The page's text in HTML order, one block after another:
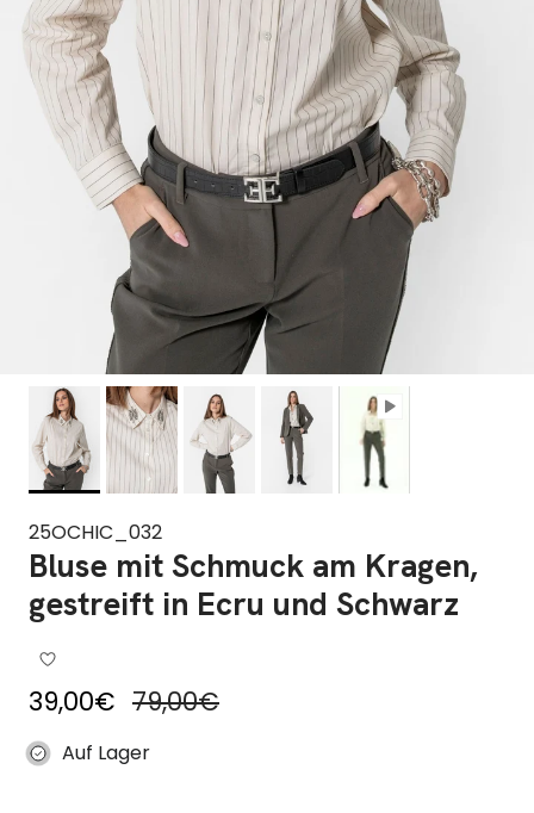
25OCHIC_032
Bluse mit Schmuck am Kragen,
gestreift in Ecru und Schwarz
Reduzierter Preis
39,00€ Regulärer Preis
79,00€
Auf Lager